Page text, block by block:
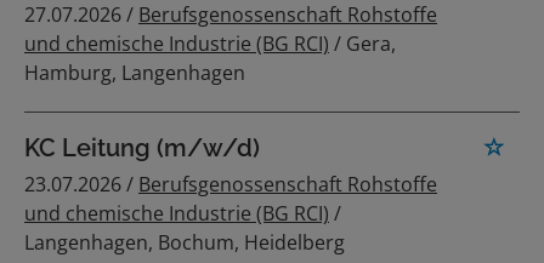
27.07.2026 / Berufsgenossenschaft Rohstoffe
und chemische Industrie (BG RCI) / Gera,
Hamburg, Langenhagen
KC Leitung (m/w/d)
23.07.2026 / Berufsgenossenschaft Rohstoffe
und chemische Industrie (BG RCI) /
Langenhagen, Bochum, Heidelberg